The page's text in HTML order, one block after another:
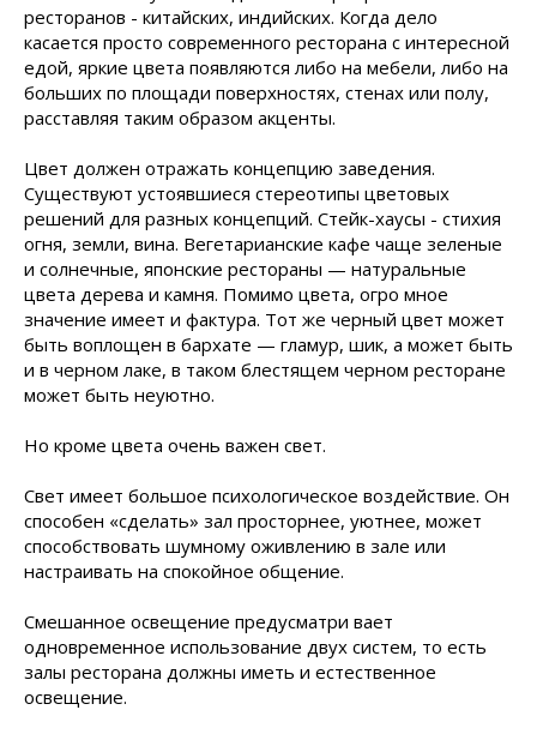
ресторанов - китайских, индийских. Когда дело
касается просто современного ресторана с интересной
едой, яркие цвета появляются либо на мебели, либо на
больших по площади поверхностях, стенах или полу,
расставляя таким образом акценты.
Цвет должен отражать концепцию заведения.
Существуют устоявшиеся стереотипы цветовых
решений для разных концепций. Стейк-хаусы - стихия
огня, земли, вина. Вегетарианские кафе чаще зеленые
и солнечные, японские рестораны — натуральные
цвета дерева и камня. Помимо цвета, огро мное
значение имеет и фактура. Тот же черный цвет может
быть воплощен в бархате — гламур, шик, а может быть
и в черном лаке, в таком блестящем черном ресторане
может быть неуютно.
Но кроме цвета очень важен свет.
Свет имеет большое психологическое воздействие. Он
способен «сделать» зал просторнее, уютнее, может
способствовать шумному оживлению в зале или
настраивать на спокойное общение.
Смешанное освещение предусматри вает
одновременное использование двух систем, то есть
залы ресторана должны иметь и естественное
освещение.